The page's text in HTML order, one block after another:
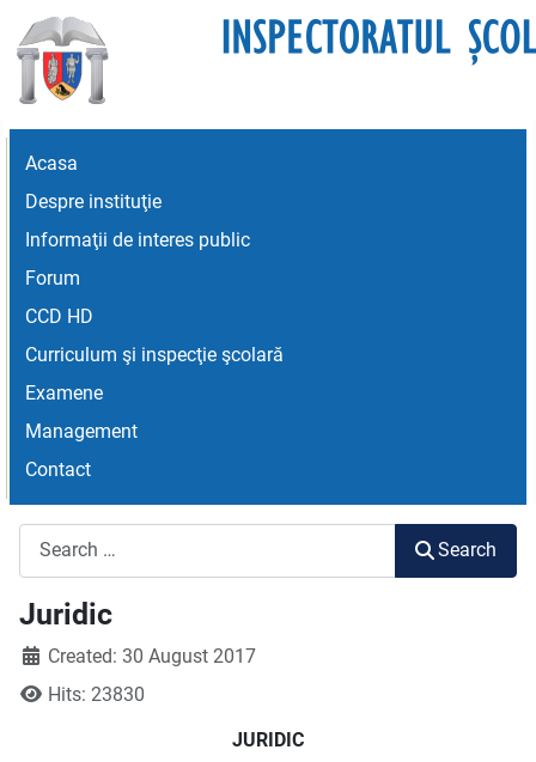
Acasa
Despre instituţie
Informaţii de interes public
Forum
CCD HD
Curriculum şi inspecţie şcolară
Examene
Management
Contact
Search
Juridic
Created: 30 August 2017
Hits: 23830
JURIDIC